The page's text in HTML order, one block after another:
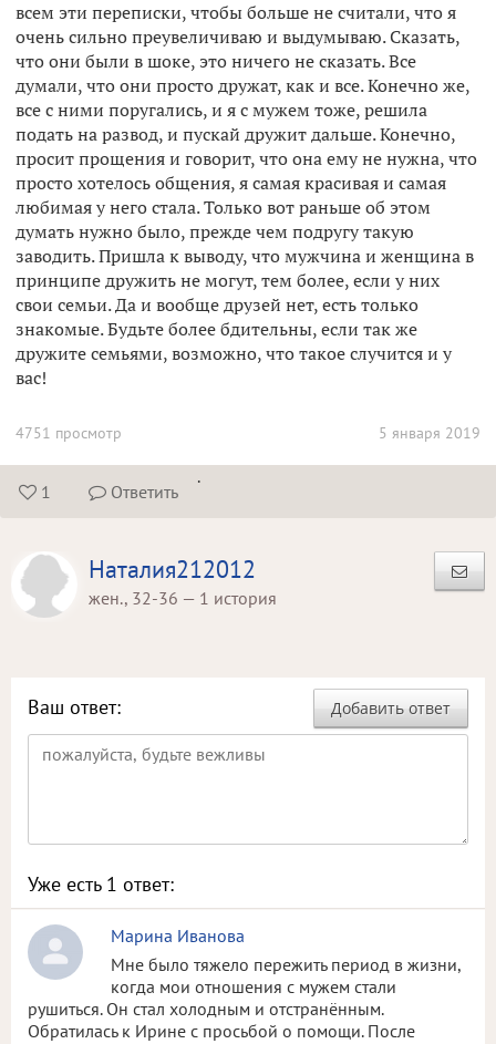
всем эти переписки, чтобы больше не считали, что я
очень сильно преувеличиваю и выдумываю. Сказать,
что они были в шоке, это ничего не сказать. Все
думали, что они просто дружат, как и все. Конечно же,
все с ними поругались, и я с мужем тоже, решила
подать на развод, и пускай дружит дальше. Конечно,
просит прощения и говорит, что она ему не нужна, что
просто хотелось общения, я самая красивая и самая
любимая у него стала. Только вот раньше об этом
думать нужно было, прежде чем подругу такую
заводить. Пришла к выводу, что мужчина и женщина в
принципе дружить не могут, тем более, если у них
свои семьи. Да и вообще друзей нет, есть только
знакомые. Будьте более бдительны, если так же
дружите семьями, возможно, что такое случится и у
вас!
5 января 2019
4751 просмотр
 1  Ответить
.
Наталия212012
жен., 32-36 — 1 история
Добавить ответ
Ваш ответ:
Уже есть 1 ответ:
Марина Иванова
Мне было тяжело пережить период в жизни,
когда мои отношения с мужем стали
рушиться. Он стал холодным и отстранённым.
Обратилась к Ирине с просьбой о помощи. После